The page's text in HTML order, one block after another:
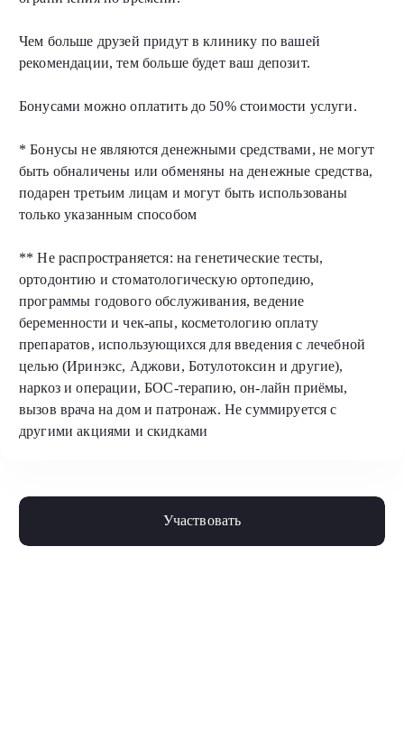
Чем больше друзей придут в клинику по вашей
рекомендации, тем больше будет ваш депозит.
Бонусами можно оплатить до 50% стоимости услуги.
* Бонусы не являются денежными средствами, не могут
быть обналичены или обменяны на денежные средства,
подарен третьим лицам и могут быть использованы
только указанным способом
** Не распространяется: на генетические тесты,
ортодонтию и стоматологическую ортопедию,
программы годового обслуживания, ведение
беременности и чек-апы, косметологию оплату
препаратов, использующихся для введения с лечебной
целью (Иринэкс, Аджови, Ботулотоксин и другие),
наркоз и операции, БОС-терапию, он-лайн приёмы,
вызов врача на дом и патронаж. Не суммируется с
другими акциями и скидками
Участвовать